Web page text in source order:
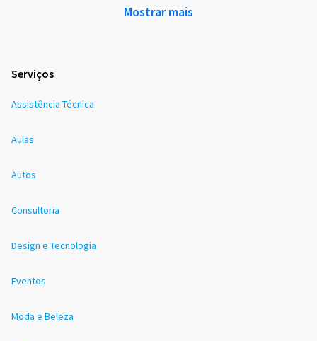
Mostrar mais
Serviços
Assistência Técnica
Aulas
Autos
Consultoria
Design e Tecnologia
Eventos
Moda e Beleza